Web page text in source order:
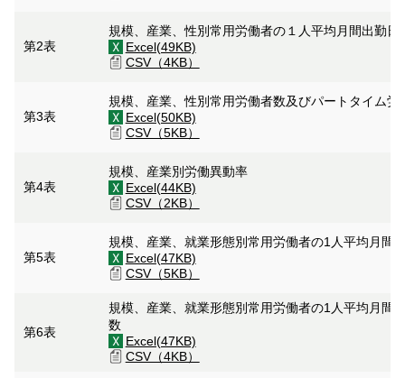
第2表
規模、産業、性別常用労働者の１人平均月間出勤
Excel(49KB)
CSV（4KB）
第3表
規模、産業、性別常用労働者数及びパートタイム
Excel(50KB)
CSV（5KB）
第4表
規模、産業別労働異動率
Excel(44KB)
CSV（2KB）
第5表
規模、産業、就業形態別常用労働者の1人平均月間
Excel(47KB)
CSV（5KB）
第6表
規模、産業、就業形態別常用労働者の1人平均月間
数
Excel(47KB)
CSV（4KB）